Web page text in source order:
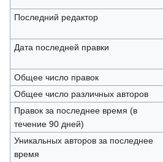
Последний редактор
Дата последней правки
Общее число правок
Общее число различных авторов
Правок за последнее время (в
течение 90 дней)
Уникальных авторов за последнее
время